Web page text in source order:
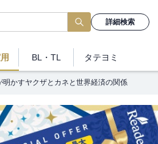
詳細検索
BL・TL タテヨミ
かすヤクザとカネと世界経済の関係